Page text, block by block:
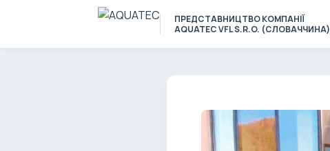
ПРЕДСТАВНИЦТВО КОМПАНІЇ
AQUATEC VFL S.R.O. (СЛОВАЧЧИНА)